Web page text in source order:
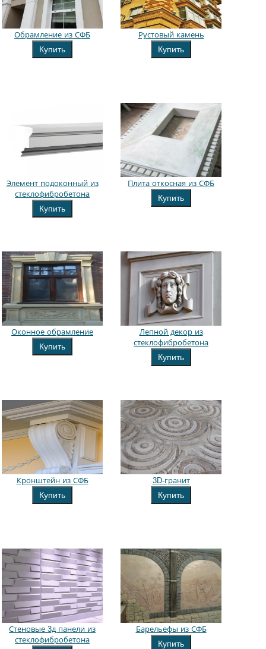
Обрамление из СФБ
Купить
Рустовый камень
Купить
Элемент подоконный из
стеклофибробетона
Купить
Плита откосная из СФБ
Купить
Оконное обрамление
Купить
Лепной декор из
стеклофибробетона
Купить
Кронштейн из СФБ
Купить
3D-гранит
Купить
Стеновые 3д панели из
стеклофибробетона
Барельефы из СФБ
Купить